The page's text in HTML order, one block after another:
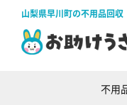
山梨県早川町の不用品回収
不用